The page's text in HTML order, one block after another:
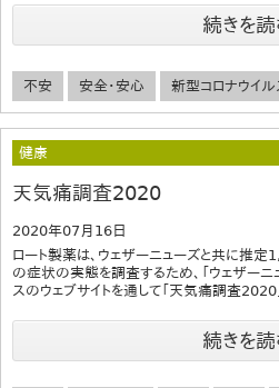
続きを
不安 安全・安心 新型コロナウイル
健康
天気痛調査2020
2020年07月16日
ロート製薬は、ウェザーニューズと共に推
の症状の実態を調査するため、「ウェザーニ
スのウェブサイトを通して「天気痛調査2020
続きを